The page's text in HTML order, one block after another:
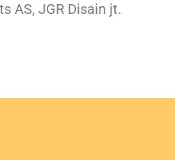
AS, JGR Disain jt.